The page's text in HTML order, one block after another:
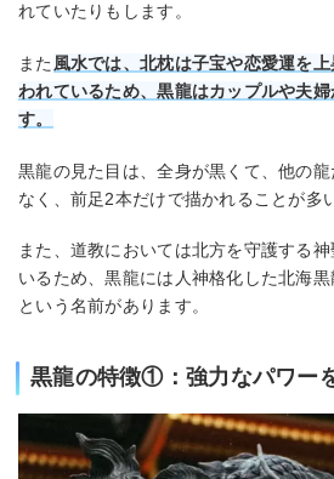
れていたりもします。
また 風水では、北枕は子宝や恋愛運を
われているため、黒龍はカップルや夫
す。
黒龍の見た目は、全身が黒くて、他の
なく、前足2本だけで描かれることが多
また、道教においては北方を守護する
いるため、黒龍には人神格化した北海黒
という名前があります。
黒龍の特徴①：強力なパワー